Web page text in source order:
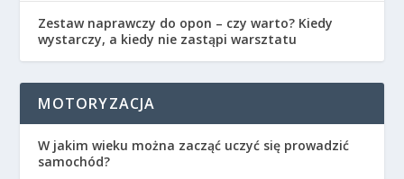
Zestaw naprawczy do opon – czy warto? Kiedy
wystarczy, a kiedy nie zastąpi warsztatu
MOTORYZACJA
W jakim wieku można zacząć uczyć się prowadzić
samochód?